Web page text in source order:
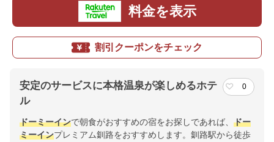
料金を表示
割引クーポンをチェック
安定のサービスに本格温泉が楽しめるホテ
ル
0
ドーミーインで朝食がおすすめの宿をお探しであれば、 ドー
ミーインプレミアム釧路をおすすめします。釧路駅から徒歩